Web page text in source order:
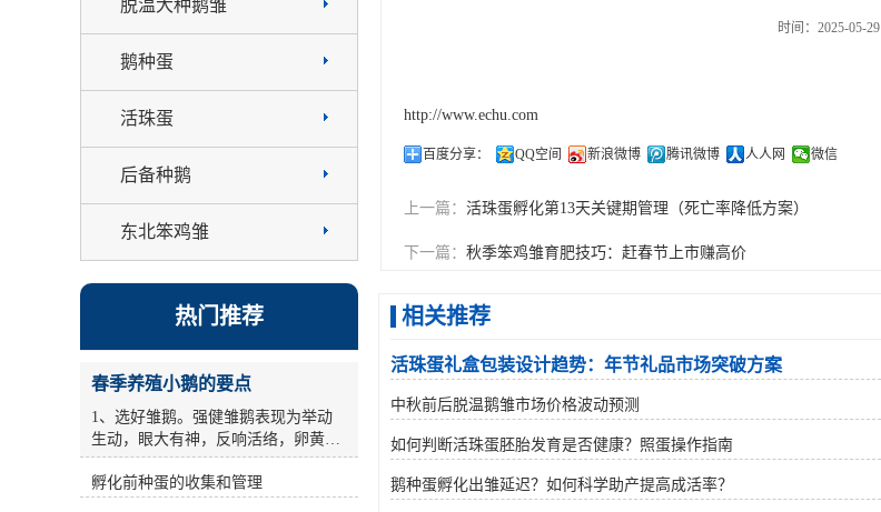
时间：2025-05-29
http://www.echu.com
百度分享： QQ空间 新浪微博 腾讯微博 人人网 微信
上一篇： 活珠蛋孵化第13天关键期管理（死亡率降低方案）
下一篇： 秋季笨鸡雏育肥技巧：赶春节上市赚高价
相关推荐
活珠蛋礼盒包装设计趋势：年节礼品市场突破方案
中秋前后脱温鹅雏市场价格波动预测
如何判断活珠蛋胚胎发育是否健康？照蛋操作指南
鹅种蛋孵化出雏延迟？如何科学助产提高成活率？
脱温大种鹅雏
鹅种蛋
活珠蛋
后备种鹅
东北笨鸡雏
热门推荐
春季养殖小鹅的要点
1、选好雏鹅。强健雏鹅表现为举动
生动，眼大有神，反响活络，卵黄缩
短杰出，毛干后能站稳，叫声有力，
用手抓住颈部提起来时，双脚敏捷缩
孵化前种蛋的收集和管理